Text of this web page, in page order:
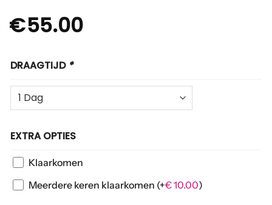
€55.00
DRAAGTIJD *
EXTRA OPTIES
Klaarkomen
Meerdere keren klaarkomen (+€10.00)